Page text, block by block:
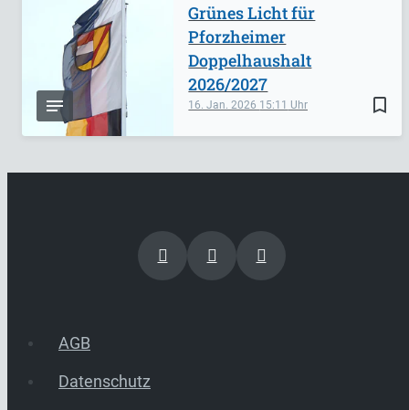
bookmark_border
16. Jan. 2026 15:11
Grünes Licht für
Pforzheimer
Doppelhaushalt
2026/2027
AGB
Datenschutz